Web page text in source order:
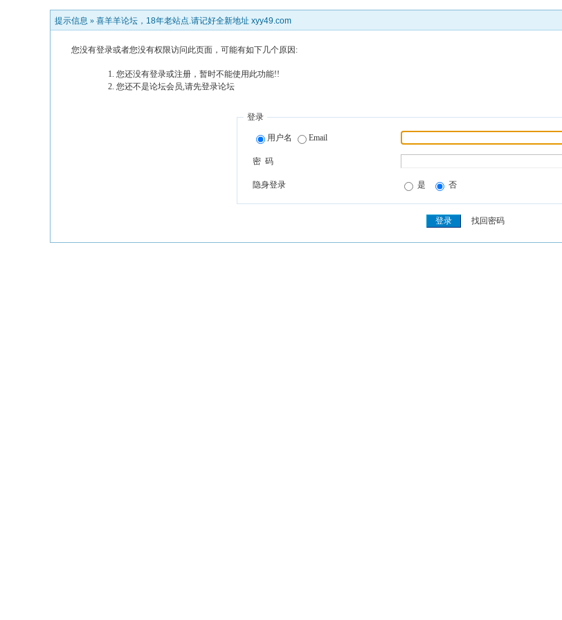
提示信息 » 喜羊羊论坛，18年老站点.请记好全新地址 xyy49.com
您没有登录或者您没有权限访问此页面，可能有如下几个原因:
您还没有登录或注册，暂时不能使用此功能!!
您还不是论坛会员,请先登录论坛
登录
用户名 Email
密 码
隐身登录 是 否
找回密码